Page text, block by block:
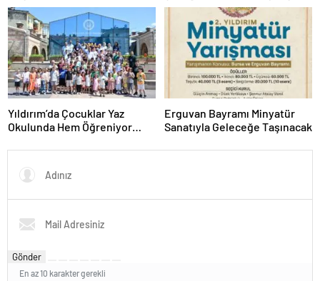
Yıldırım’da Çocuklar Yaz
Okulunda Hem Öğreniyor
Erguvan Bayramı Minyatür
Sanatıyla Geleceğe Taşınacak
Gönder
En az 10 karakter gerekli